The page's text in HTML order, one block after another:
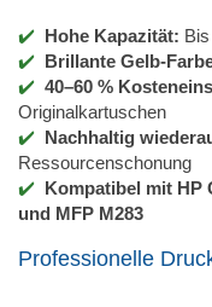
Hohe Kapazität:
Brillante Gelb-
40–60 %
Originalkartuschen
Nachhaltig
Ressourcenschonung
Kompatibel mit HP
und MFP M283
Professionelle